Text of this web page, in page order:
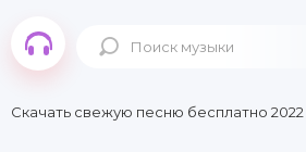
Скачать свежую песню бесплатно 2022